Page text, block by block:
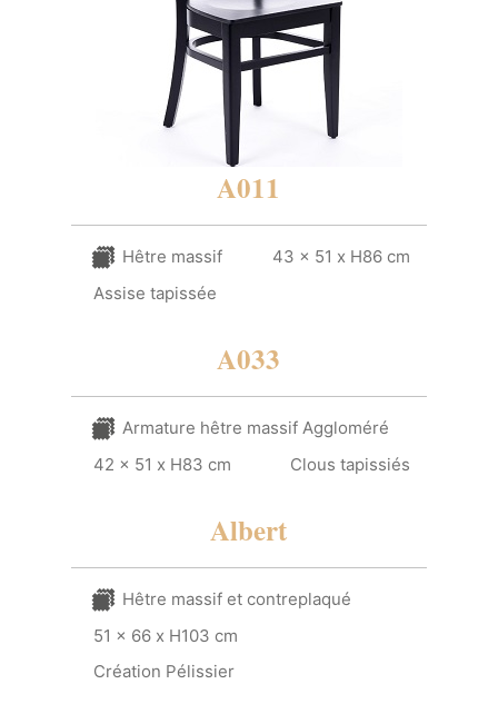
A011
Hêtre massif
43 x 51 x H86 cm
Assise tapissée
A033
Armature hêtre massif Aggloméré
42 x 51 x H83 cm
Clous tapissiés
Albert
Hêtre massif et contreplaqué
51 x 66 x H103 cm
Création Pélissier